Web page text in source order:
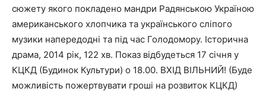
сюжету якого покладено мандри Радянською Україною
американського хлопчика та українського сліпого
музики напередодні та під час Голодомору. Історична
драма, 2014 рік, 122 хв. Показ відбудеться 17 січня у
КЦКД (Будинок Культури) о 18.00. ВХІД ВІЛЬНИЙ! (Буде
можливість пожертвувати гроші на розвиток КЦКД)